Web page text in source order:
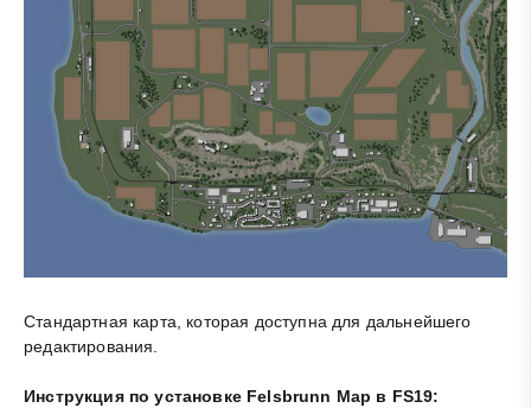
Стандартная карта, которая доступна для дальнейшего
редактирования.
Инструкция по установке Felsbrunn Map в FS19: